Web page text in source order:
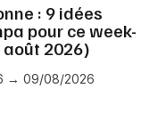
: 9 idées
pour ce week-
août 2026)
→ 09/08/2026